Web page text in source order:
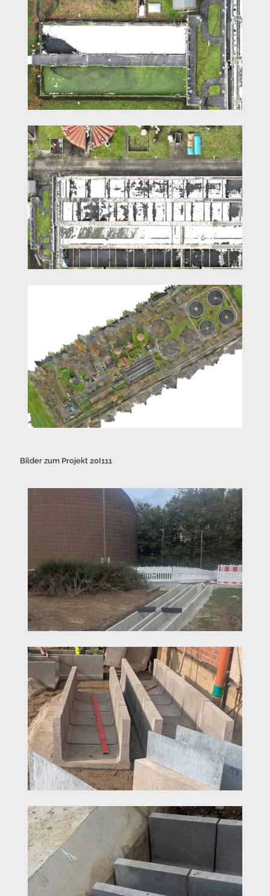
Bilder zum Projekt 20I111